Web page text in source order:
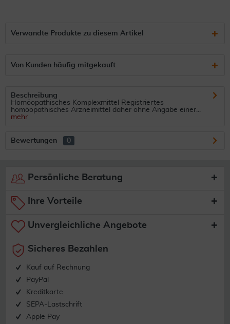
Verwandte Produkte zu diesem Artikel
Von Kunden häufig mitgekauft
Beschreibung
Homöopathisches Komplexmittel Registriertes
homöopathisches Arzneimittel daher ohne Angabe einer...
mehr
Bewertungen 0
Persönliche Beratung
Ihre Vorteile
Unvergleichliche Angebote
Sicheres Bezahlen
Kauf auf Rechnung
PayPal
Kreditkarte
SEPA-Lastschrift
Apple Pay